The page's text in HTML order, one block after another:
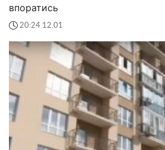
впоратись
20:24 12.01